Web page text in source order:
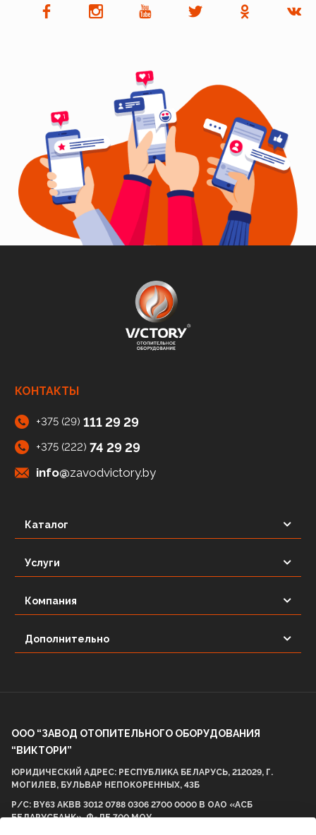
Каталог
Услуги
Компания
Дополнительно
КОНТАКТЫ
+375 (29) 111 29 29
+375 (222) 74 29 29
info@zavodvictory.by
ООО “ЗАВОД ОТОПИТЕЛЬНОГО ОБОРУДОВАНИЯ
“ВИКТОРИ”
ЮРИДИЧЕСКИЙ АДРЕС: РЕСПУБЛИКА БЕЛАРУСЬ, 212029, Г.
МОГИЛЕВ, БУЛЬВАР НЕПОКОРЕННЫХ, 43Б
Р/С: BY63 AKBB 3012 0788 0306 2700 0000 В ОАО «АСБ
БЕЛАРУСБАНК», Ф-ЛЕ 700 МОУ